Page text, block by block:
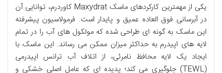
یکی از مهمترین کارکردهای ماسک Maxydrat کاوردرم، توانایی آن
در آبرسانی فوق العاده عمیق و پایدار است. فرمولاسیون پیشرفته
این ماسک به گونه ای طراحی شده که مولکول های آب را در تمام
لایه های اپیدرم به حداکثر میزان ممکن می رساند. این ماسک با
ایجاد یک لایه محافظ نامرئی، از اتلاف آب ترانس اپیدرمی
(TEWL) جلوگیری می کند؛ پدیده ای که عامل اصلی خشکی و